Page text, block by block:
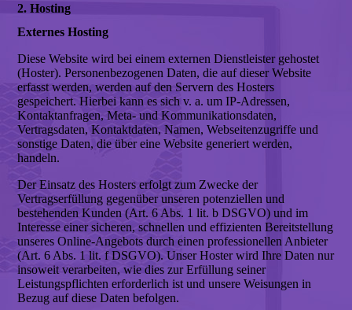
2. Hosting
Externes Hosting
Diese Website wird bei einem externen Dienstleister gehostet
(Hoster). Personenbezogenen Daten, die auf dieser Website
erfasst werden, werden auf den Servern des Hosters
gespeichert. Hierbei kann es sich v. a. um IP-Adressen,
Kontaktanfragen, Meta- und Kommunikationsdaten,
Vertragsdaten, Kontaktdaten, Namen, Webseitenzugriffe und
sonstige Daten, die über eine Website generiert werden,
handeln.
Der Einsatz des Hosters erfolgt zum Zwecke der
Vertragserfüllung gegenüber unseren potenziellen und
bestehenden Kunden (Art. 6 Abs. 1 lit. b DSGVO) und im
Interesse einer sicheren, schnellen und effizienten Bereitstellung
unseres Online-Angebots durch einen professionellen Anbieter
(Art. 6 Abs. 1 lit. f DSGVO). Unser Hoster wird Ihre Daten nur
insoweit verarbeiten, wie dies zur Erfüllung seiner
Leistungspflichten erforderlich ist und unsere Weisungen in
Bezug auf diese Daten befolgen.